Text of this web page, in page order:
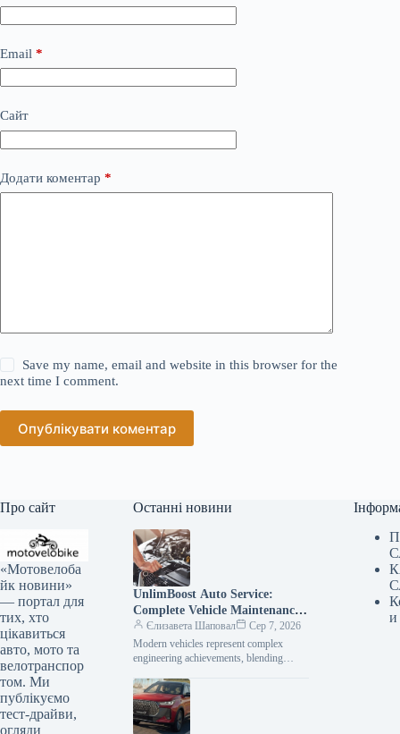
Email *
Сайт
Додати коментар *
Save my name, email and website in this browser for the
next time I comment.
Опублікувати коментар
Про сайт
«Мотовелоба
йк новини»
— портал для
тих, хто
цікавиться
авто, мото та
велотранспор
том. Ми
публікуємо
тест-драйви,
огляди
Останні новини
UnlimBoost Auto Service:
Complete Vehicle Maintenance
& ECU Tuning
Єлизавета Шаповал
Сер 7, 2026
Modern vehicles represent complex
engineering achievements, blending
with intricate electronic management
systems. When searching for specialized
car…
и